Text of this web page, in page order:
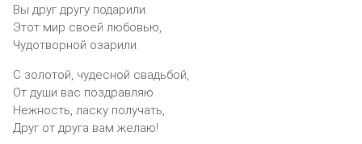
Вы друг другу подарили.
Этот мир своей любовью,
Чудотворной озарили.
С золотой, чудесной свадьбой,
От души вас поздравляю.
Нежность, ласку получать,
Друг от друга вам желаю!